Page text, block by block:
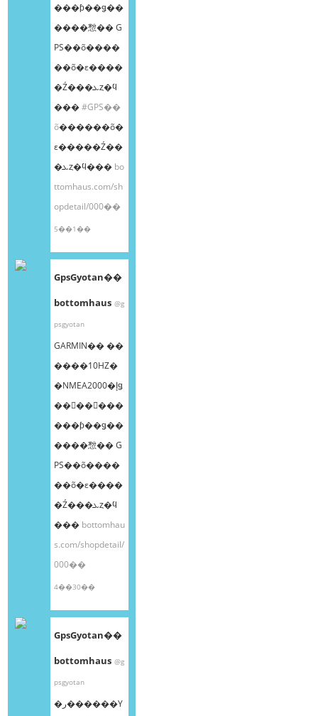
���ƥ��ǥ��
����㥹�� G
PS��õ����
��õ�ε����
�Ź���ܥȥ�ϥ
���#GPS��
õ������õ�
ε�����Ź��
�ܥȥ�ϥ��� bo
ttomhaus.com/sh
opdetail/000��
5��1��
GpsGyotan��
bottomhaus @g
psgyotan
GARMIN�� ��
����10HZ�
�NMEA2000�إǥ
��󥰥��󥵡���
���ƥ��ǥ��
����㥹�� G
PS��õ����
��õ�ε����
�Ź���ܥȥ�ϥ
��� bottomhau
s.com/shopdetail/
000��
4��30��
GpsGyotan��
bottomhaus @g
psgyotan
�ر������Υ